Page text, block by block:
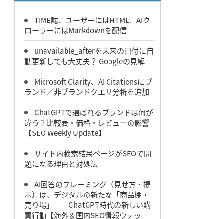
TIME誌、ユーザーにはHTML、AIク
ローラーにはMarkdownを配信
unavailable_afterを未来の日付に自
動更新しても大丈夫？ Googleの見解
Microsoft Clarity、AI Citationsにブ
ランド／非ブランドクエリ分析を追加
ChatGPTで選ばれるブランドは何が
違う？比較表・価格・レビューの影響
【SEO Weekly Update】
サイト内検索結果ページがSEOで問
題になる理由と対処法
AI回答のフレーミング（見せ方・提
示）は、デジタルの新たな「商品棚・
売り場」――ChatGPT時代の新しい購
買行動【海外＆国内SEO情報ウォッ